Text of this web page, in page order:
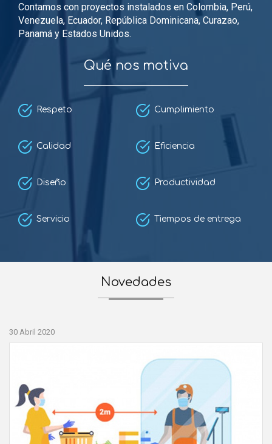
Contamos con proyectos instalados en Colombia, Perú,
Venezuela, Ecuador, República Dominicana, Curazao,
Panamá y Estados Unidos.
Qué nos motiva
Respeto
Calidad
Diseño
Servicio
Cumplimiento
Eficiencia
Productividad
Tiempos de entrega
Novedades
30 Abril 2020